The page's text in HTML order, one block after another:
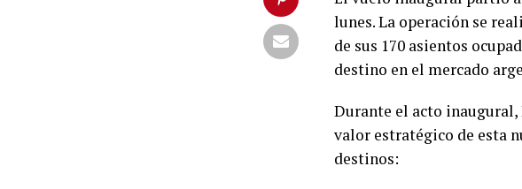
lunes. La operación se
de sus 170 asientos
destino en el mercado
Durante el acto
valor estratégico de esta
destinos: